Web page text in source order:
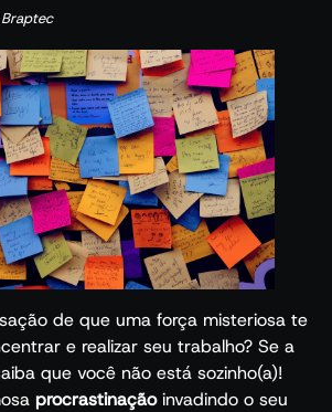
de que uma força misteriosa te
e realizar seu trabalho? Se a
que você não está sozinho(a)!
procrastinaçãoinvadindo o seu